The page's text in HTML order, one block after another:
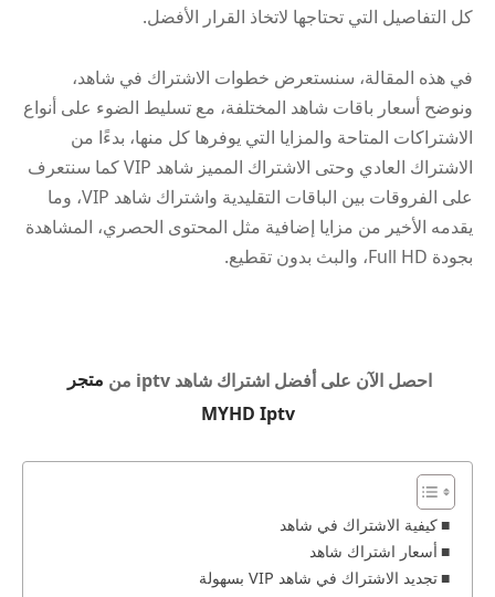
كل التفاصيل التي تحتاجها لاتخاذ القرار الأفضل.
في هذه المقالة، سنستعرض خطوات الاشتراك في شاهد،
ونوضح أسعار باقات شاهد المختلفة، مع تسليط الضوء على أنواع
الاشتراكات المتاحة والمزايا التي يوفرها كل منها، بدءًا من
الاشتراك العادي وحتى الاشتراك المميز شاهد VIP كما سنتعرف
على الفروقات بين الباقات التقليدية واشتراك شاهد VIP، وما
يقدمه الأخير من مزايا إضافية مثل المحتوى الحصري، المشاهدة
بجودة Full HD، والبث بدون تقطيع.
احصل الآن على أفضل اشتراك شاهد iptv من متجر
MYHD Iptv
كيفية الاشتراك في شاهد
أسعار اشتراك شاهد
تجديد الاشتراك في شاهد VIP بسهولة